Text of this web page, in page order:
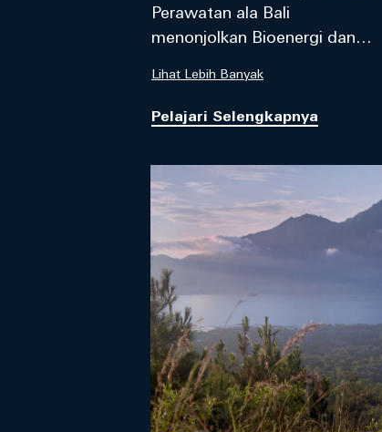
Perawatan ala Bali
menonjolkan Bioenergi dan
yang mencakup sesi dengan
sungai ini merupakan destinasi
kesehatan holistik yang
lengkap; selain memiliki lima
ruang perawatan, juga
dilengkapi dengan paviliun
yoga, pura meditasi, kolam
vitalitas, ruang kebugaran 24
jam, sauna, dan area relaksasi.
Lihat Lebih Banyak
Pelajari Selengkapnya